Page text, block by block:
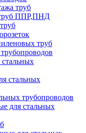
труб
ППР,ПНД
труб
стальных
трубопроводов
для стальных